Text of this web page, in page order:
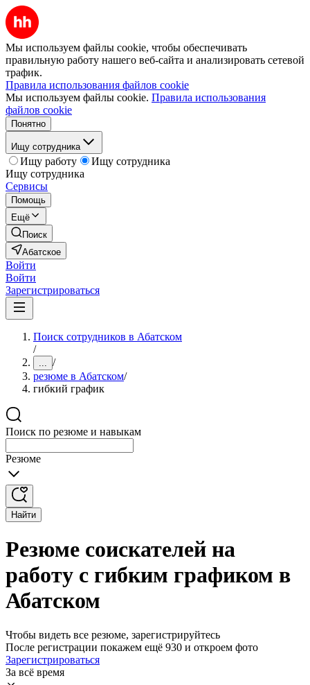
Мы используем файлы cookie, чтобы обеспечивать
правильную работу нашего веб-сайта и анализировать сетевой
трафик.
Правила использования файлов cookie
Мы используем файлы cookie. Правила использования
файлов cookie
Понятно
Ищу сотрудника
Ищу работу
Ищу сотрудника
Ищу сотрудника
Сервисы
Помощь
Ещё
Поиск
Абатское
Войти
Войти
Зарегистрироваться
Поиск сотрудников в Абатском
/
... /
резюме в Абатском/
гибкий график
Поиск по резюме и навыкам
Резюме
Найти
Резюме соискателей на
работу с гибким графиком в
Абатском
Чтобы видеть все резюме, зарегистрируйтесь
После регистрации покажем ещё 930 и откроем фото
Зарегистрироваться
За всё время